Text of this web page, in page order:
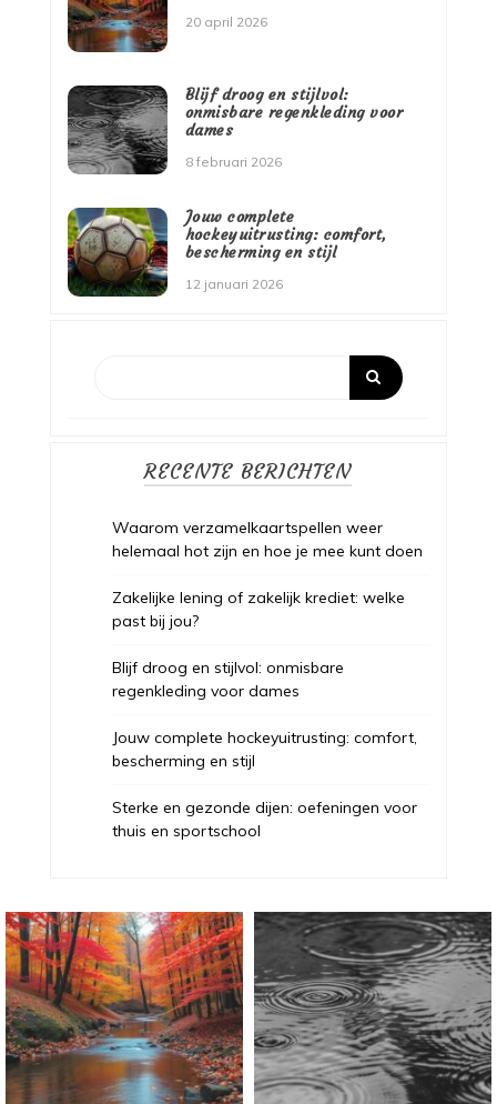
20 april 2026
Blijf droog en stijlvol:
onmisbare regenkleding voor
dames
8 februari 2026
Jouw complete
hockeyuitrusting: comfort,
bescherming en stijl
12 januari 2026
RECENTE BERICHTEN
Waarom verzamelkaartspellen weer
helemaal hot zijn en hoe je mee kunt doen
Zakelijke lening of zakelijk krediet: welke
past bij jou?
Blijf droog en stijlvol: onmisbare
regenkleding voor dames
Jouw complete hockeyuitrusting: comfort,
bescherming en stijl
Sterke en gezonde dijen: oefeningen voor
thuis en sportschool